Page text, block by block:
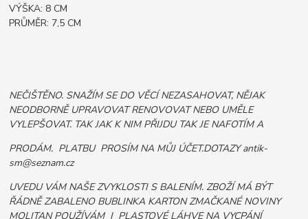
VÝŠKA: 8 CM
PRŮMĚR: 7,5 CM
NEČIŠTĚNO. SNAŽÍM SE DO VĚCÍ NEZASAHOVAT, NĚJAK
NEODBORNĚ UPRAVOVAT RENOVOVAT NEBO UMĚLE
VYLEPŠOVAT. TAK JAK K NIM PŘIJDU TAK JE NAFOTÍM A
PRODÁM. PLATBU PROSÍM NA MŮJ ÚČET.DOTAZY antik-
sm@seznam.cz
UVEDU VÁM NAŠE ZVYKLOSTI S BALENÍM. ZBOŽÍ MÁ BÝT
ŘÁDNĚ ZABALENO BUBLINKA KARTON ZMAČKANÉ NOVINY
MOLITAN POUŽÍVÁM I PLASTOVÉ LÁHVE NA VYCPÁNÍ